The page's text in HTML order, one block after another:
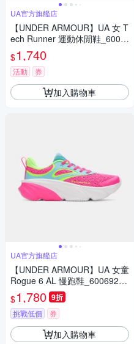
UA官方旗艦店
【UNDER ARMOUR】UA 女 T
ech Runner 運動休閒鞋_6007
575-001
$1,740
活動 券
加入購物車
UA官方旗艦店
【UNDER ARMOUR】UA 女童
Rogue 6 AL 慢跑鞋_6006923-
694
$1,780 9折
挑戰低價 券
加入購物車